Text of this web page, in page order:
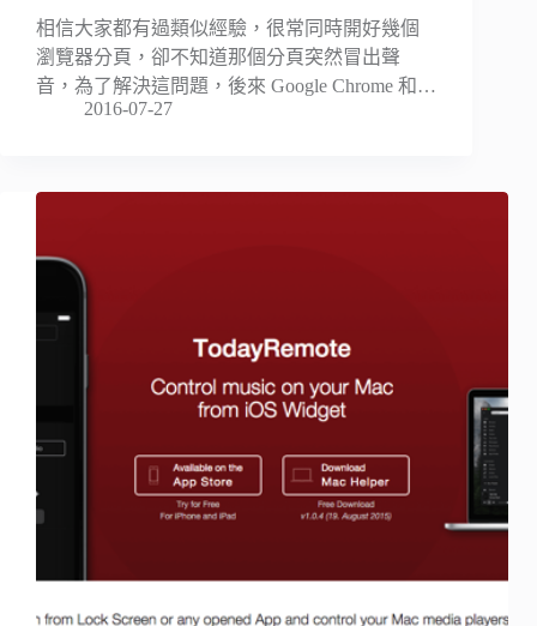
相信大家都有過類似經驗，很常同時開好幾個
瀏覽器分頁，卻不知道那個分頁突然冒出聲
音，為了解決這問題，後來 Google Chrome 和…
2016-07-27